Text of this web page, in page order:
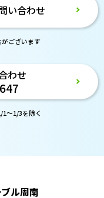
い合わせ
ございます
わせ
1～1/3を除く
ル周南